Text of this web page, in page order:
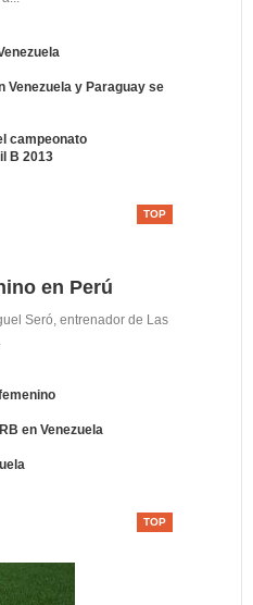
Venezuela y Paraguay se
campeonato
B 2013
en Perú
Seró, entrenador de Las
en Venezuela